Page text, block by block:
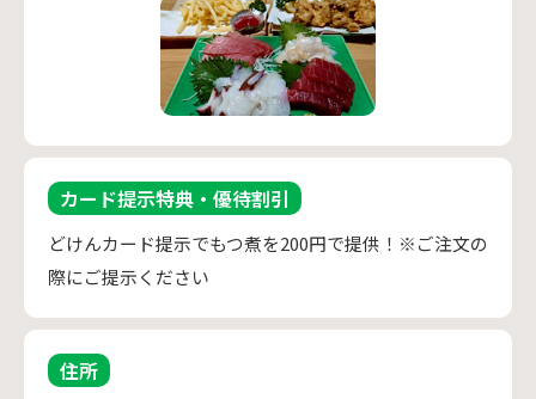
カード提示特典・優待割引
どけんカード提示でもつ煮を200円で提供！※ご注文の
際にご提示ください
住所